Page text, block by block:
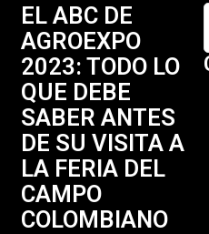
EL ABC DE
AGROEXPO
2023: TODO LO
QUE DEBE
SABER ANTES
DE SU VISITA A
LA FERIA DEL
CAMPO
COLOMBIANO